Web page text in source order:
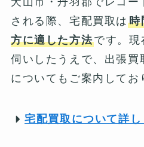
される際、宅配買取は時
方に適した方法です。現
伺いしたうえで、出張買
についてもご案内してお
宅配買取について詳し